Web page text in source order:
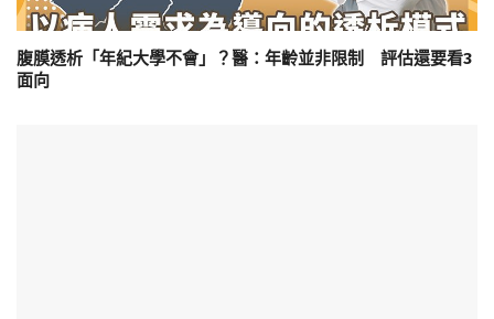
腹膜透析「年紀大學不會」？醫：年齡並非限制 評估還要看3
面向